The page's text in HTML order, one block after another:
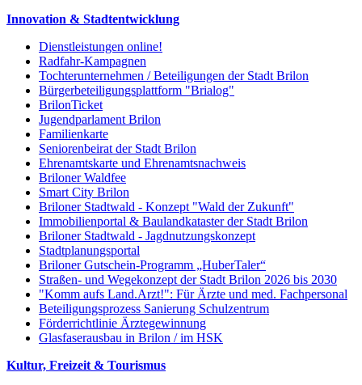
Innovation & Stadtentwicklung
Dienstleistungen online!
Radfahr-Kampagnen
Tochterunternehmen / Beteiligungen der Stadt Brilon
Bürgerbeteiligungsplattform "Brialog"
BrilonTicket
Jugendparlament Brilon
Familienkarte
Seniorenbeirat der Stadt Brilon
Ehrenamtskarte und Ehrenamtsnachweis
Briloner Waldfee
Smart City Brilon
Briloner Stadtwald - Konzept "Wald der Zukunft"
Immobilienportal & Baulandkataster der Stadt Brilon
Briloner Stadtwald - Jagdnutzungskonzept
Stadtplanungsportal
Briloner Gutschein-Programm „HuberTaler“
Straßen- und Wegekonzept der Stadt Brilon 2026 bis 2030
"Komm aufs Land.Arzt!": Für Ärzte und med. Fachpersonal
Beteiligungsprozess Sanierung Schulzentrum
Förderrichtlinie Ärztegewinnung
Glasfaserausbau in Brilon / im HSK
Kultur, Freizeit & Tourismus